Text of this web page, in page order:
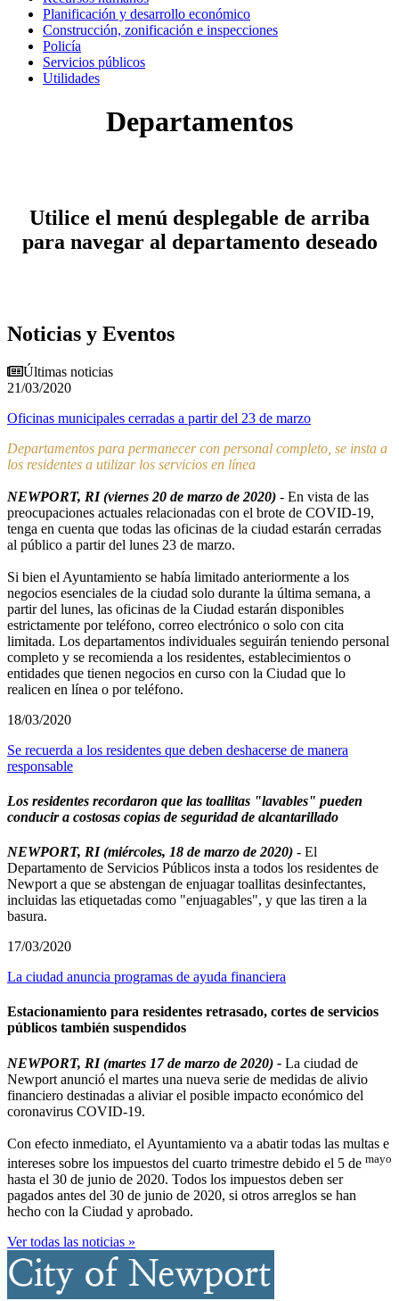
Planificación y desarrollo económico
Construcción, zonificación e inspecciones
Policía
Servicios públicos
Utilidades
Departamentos
Utilice el menú desplegable de arriba
para navegar al departamento deseado
Noticias y Eventos
Últimas noticias
21/03/2020
Oficinas municipales cerradas a partir del 23 de marzo
Departamentos para permanecer con personal completo, se insta a
los residentes a utilizar los servicios en línea
NEWPORT, RI (viernes 20 de marzo de 2020) - En vista de las
preocupaciones actuales relacionadas con el brote de COVID-19,
tenga en cuenta que todas las oficinas de la ciudad estarán cerradas
al público a partir del lunes 23 de marzo.
Si bien el Ayuntamiento se había limitado anteriormente a los
negocios esenciales de la ciudad solo durante la última semana, a
partir del lunes, las oficinas de la Ciudad estarán disponibles
estrictamente por teléfono, correo electrónico o solo con cita
limitada. Los departamentos individuales seguirán teniendo personal
completo y se recomienda a los residentes, establecimientos o
entidades que tienen negocios en curso con la Ciudad que lo
realicen en línea o por teléfono.
18/03/2020
Se recuerda a los residentes que deben deshacerse de manera
responsable
Los residentes recordaron que las toallitas "lavables" pueden
conducir a costosas copias de seguridad de alcantarillado
NEWPORT, RI (miércoles, 18 de marzo de 2020) - El
Departamento de Servicios Públicos insta a todos los residentes de
Newport a que se abstengan de enjuagar toallitas desinfectantes,
incluidas las etiquetadas como "enjuagables", y que las tiren a la
basura.
17/03/2020
La ciudad anuncia programas de ayuda financiera
Estacionamiento para residentes retrasado, cortes de servicios
públicos también suspendidos
NEWPORT, RI (martes 17 de marzo de 2020) - La ciudad de
Newport anunció el martes una nueva serie de medidas de alivio
financiero destinadas a aliviar el posible impacto económico del
coronavirus COVID-19.
Con efecto inmediato, el Ayuntamiento va a abatir todas las multas e
intereses sobre los impuestos del cuarto trimestre debido el 5 de mayo
hasta el 30 de junio de 2020. Todos los impuestos deben ser
pagados antes del 30 de junio de 2020, si otros arreglos se han
hecho con la Ciudad y aprobado.
Ver todas las noticias »